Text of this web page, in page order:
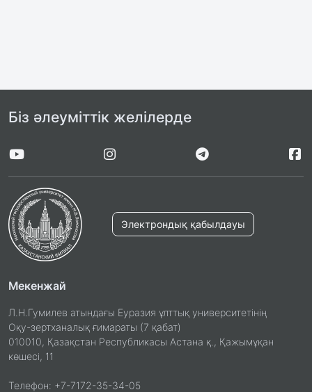
Біз әлеуміттік желілерде
Электрондық қабылдауы
Мекенжай
Л.Н.Гумилев атындағы Еуразия ұлттық университетінің
Оқу-зертханалық ғимараты (7 қабат)
010010, Қазақстан Республикасы Астана қ., Қажымұқан
көшесі, 11
Телефон: +7-7172-35-34-05